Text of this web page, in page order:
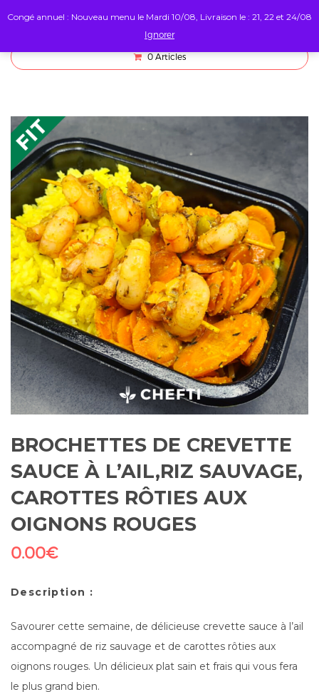
0 Articles
BROCHETTES DE CREVETTE
SAUCE À L’AIL,RIZ SAUVAGE,
CAROTTES RÔTIES AUX
OIGNONS ROUGES
0.00€
Description :
Savourer cette semaine, de délicieuse crevette sauce à l’ail
accompagné de riz sauvage et de carottes rôties aux
oignons rouges. Un délicieux plat sain et frais qui vous fera
le plus grand bien.
Congé annuel : Nouveau menu le Mardi 10/08, Livraison le : 21, 22 et 24/08
Ignorer